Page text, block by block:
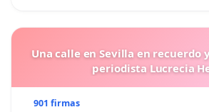
Una calle en Sevilla en recuerdo
periodista Lucrecia
901 firmas